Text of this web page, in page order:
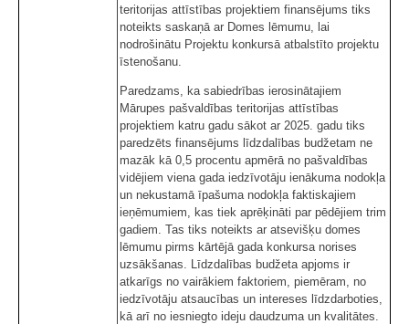
teritorijas attīstības projektiem finansējums tiks
noteikts saskaņā ar Domes lēmumu, lai
nodrošinātu Projektu konkursā atbalstīto projektu
īstenošanu.
Paredzams, ka sabiedrības ierosinātajiem
Mārupes pašvaldības teritorijas attīstības
projektiem katru gadu sākot ar 2025. gadu tiks
paredzēts finansējums līdzdalības budžetam ne
mazāk kā 0,5 procentu apmērā no pašvaldības
vidējiem viena gada iedzīvotāju ienākuma nodokļa
un nekustamā īpašuma nodokļa faktiskajiem
ieņēmumiem, kas tiek aprēķināti par pēdējiem trim
gadiem. Tas tiks noteikts ar atsevišķu domes
lēmumu pirms kārtējā gada konkursa norises
uzsākšanas. Līdzdalības budžeta apjoms ir
atkarīgs no vairākiem faktoriem, piemēram, no
iedzīvotāju atsaucības un intereses līdzdarboties,
kā arī no iesniegto ideju daudzuma un kvalitātes.